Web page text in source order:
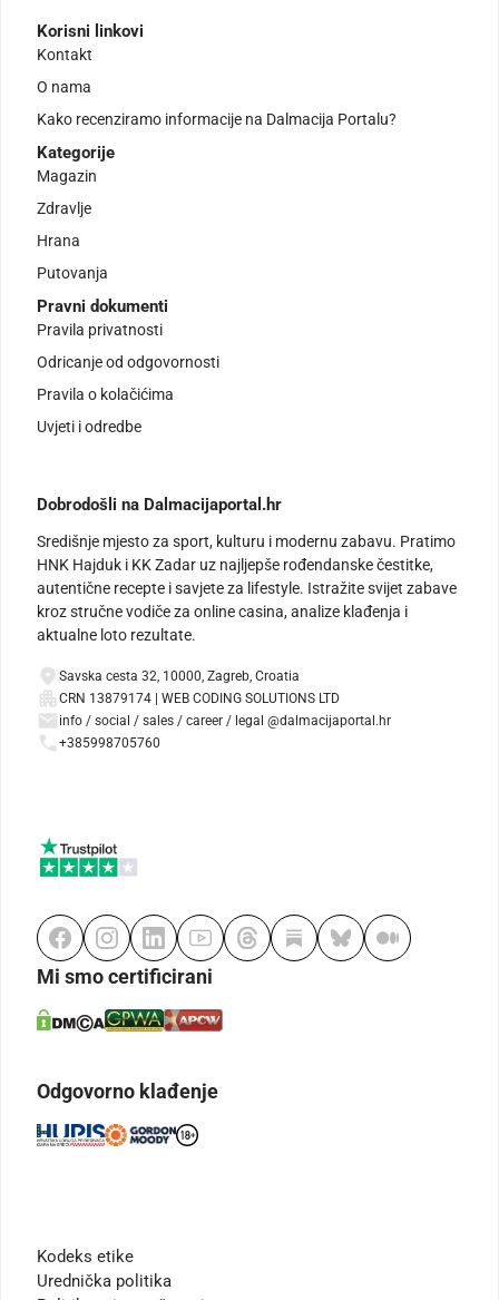
Korisni linkovi
Kontakt
O nama
Kako recenziramo informacije na Dalmacija Portalu?
Kategorije
Magazin
Zdravlje
Hrana
Putovanja
Pravni dokumenti
Pravila privatnosti
Odricanje od odgovornosti
Pravila o kolačićima
Uvjeti i odredbe
Dobrodošli na Dalmacijaportal.hr
Središnje mjesto za sport, kulturu i modernu zabavu. Pratimo
HNK Hajduk i KK Zadar uz najljepše rođendanske čestitke,
autentične recepte i savjete za lifestyle. Istražite svijet zabave
kroz stručne vodiče za online casina, analize klađenja i
aktualne loto rezultate.
Savska cesta 32, 10000, Zagreb, Croatia
CRN 13879174 | WEB CODING SOLUTIONS LTD
info / social / sales / career / legal @dalmacijaportal.hr
+385998705760
Mi smo certificirani
Odgovorno klađenje
Kodeks etike
Urednička politika